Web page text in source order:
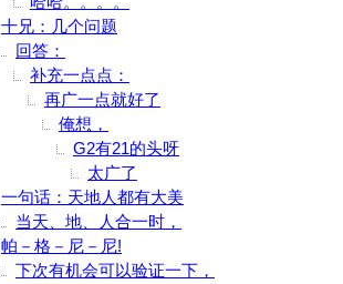
十兄：几个问题
回答：
补充一点点：
再广一点就好了
俺想，
G2有21的头呀
太广了
一句话：天地人都有大美
当天、地、人合一时，
帕－格－尼－尼!
下次有机会可以验证一下，